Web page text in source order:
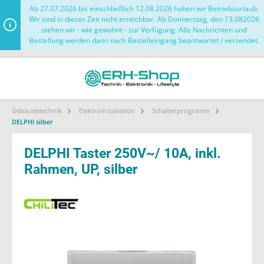
Ab 27.07.2026 bis einschließlich 12.08.2026 haben wir Betriebsurlaub.
Wir sind in dieser Zeit nicht erreichbar. Ab Donnerstag, den 13.082026
stehen wir - wie gewohnt - zur Verfügung. Alle Nachrichten und
Bestellung werden dann nach Bestelleingang beantwortet / versendet.
Gebäudetechnik Elektroinstallation
Schalterprogramm
DELPHI silber
DELPHI Taster 250V~/ 10A, inkl.
Rahmen, UP, silber